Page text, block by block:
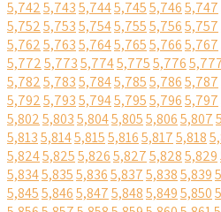
5,7425,7435,7445,7455,7465,747
5,7525,7535,7545,7555,7565,757
5,7625,7635,7645,7655,7665,767
5,7725,7735,7745,7755,776
5,7825,7835,7845,7855,7865,787
5,7925,7935,7945,7955,7965,797
5,8025,8035,8045,8055,8065,807
5,8135,8145,8155,8165,8175,818
5,8245,8255,8265,8275,8285,829
5,8345,8355,8365,8375,8385,839
5,8455,8465,8475,8485,8495,850